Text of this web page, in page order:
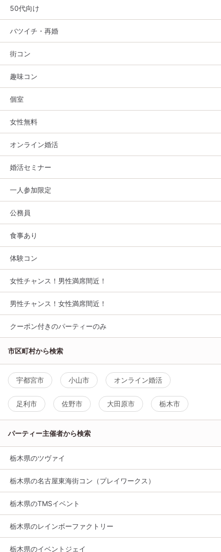
50代向け
バツイチ・再婚
街コン
趣味コン
個室
女性無料
オンライン婚活
婚活セミナー
一人参加限定
公務員
食事あり
体験コン
女性チャンス！男性満席間近！
男性チャンス！女性満席間近！
クーポン付きのパーティーのみ
市区町村から検索
宇都宮市 小山市 オンライン婚活
足利市 佐野市 大田原市 栃木市
パーティー主催者から検索
栃木県のツヴァイ
栃木県の名古屋東海街コン（プレイワークス）
栃木県のTMSイベント
栃木県のレインボーファクトリー
栃木県のイベントジェイ